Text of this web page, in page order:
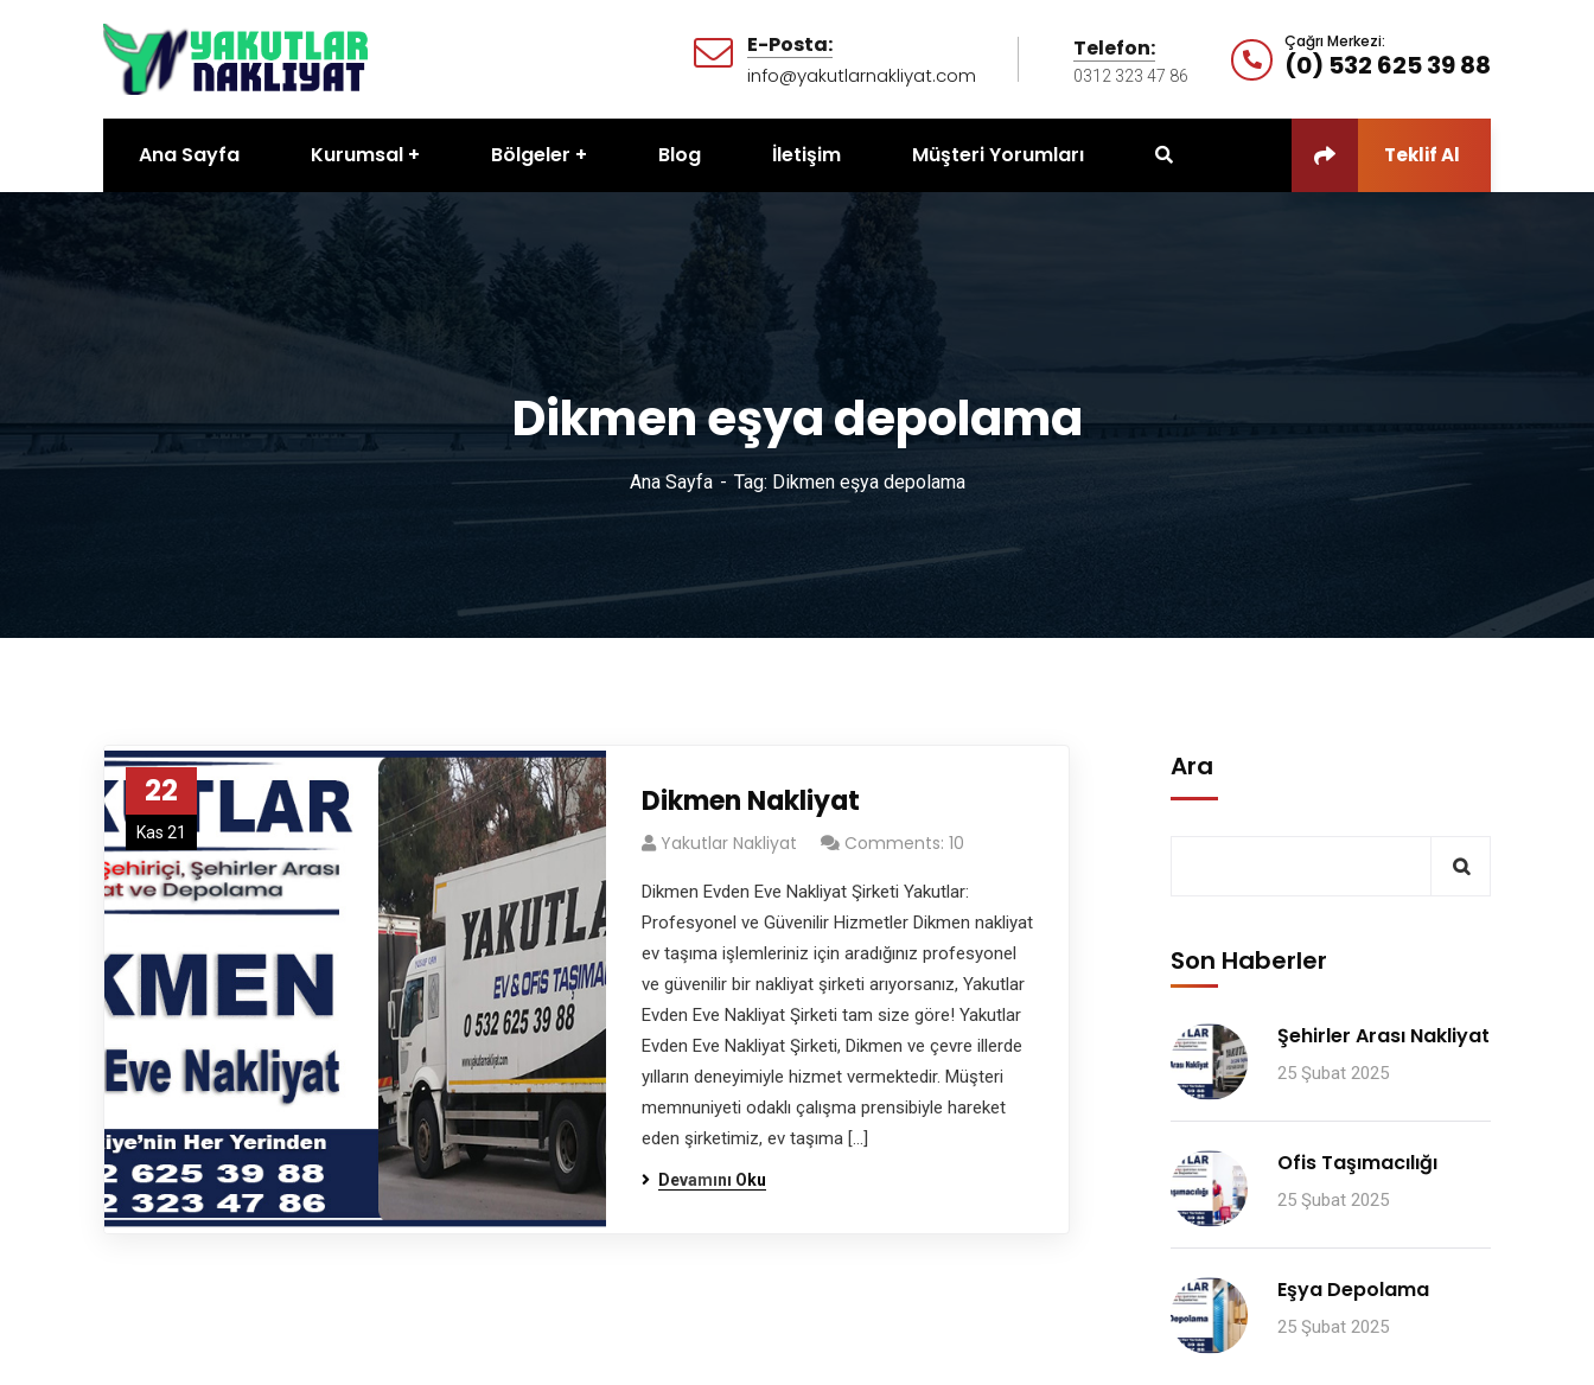
E-Posta:
info@yakutlarnakliyat.com
Telefon:
0312 323 47 86
Çağrı Merkezi:
(0) 532 625 39 88
Ana Sayfa Kurumsal Bölgeler Blog İletişim Müşteri Yorumları Teklif Al
Dikmen eşya depolama
Ana Sayfa Tag: Dikmen eşya depolama
22
Kas 21
Dikmen Nakliyat
Yakutlar Nakliyat Comments: 10
Dikmen Evden Eve Nakliyat Şirketi Yakutlar:
Profesyonel ve Güvenilir Hizmetler Dikmen nakliyat
ev taşıma işlemleriniz için aradığınız profesyonel
ve güvenilir bir nakliyat şirketi arıyorsanız, Yakutlar
Evden Eve Nakliyat Şirketi tam size göre! Yakutlar
Evden Eve Nakliyat Şirketi, Dikmen ve çevre illerde
yılların deneyimiyle hizmet vermektedir. Müşteri
memnuniyeti odaklı çalışma prensibiyle hareket
eden şirketimiz, ev taşıma […]
Devamını Oku
Ara
Son Haberler
Şehirler Arası Nakliyat
25 Şubat 2025
Ofis Taşımacılığı
25 Şubat 2025
Eşya Depolama
25 Şubat 2025